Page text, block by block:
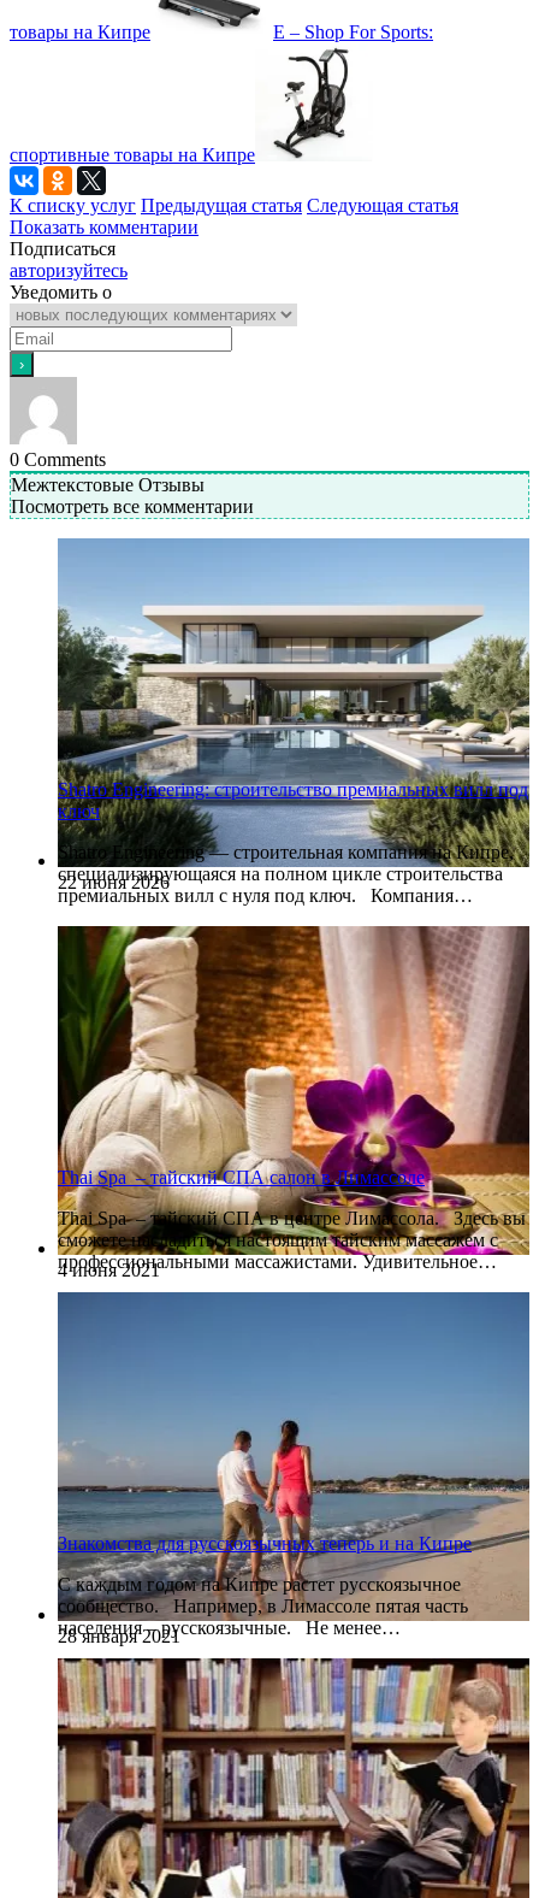
товары на Кипре E – Shop For Sports:
спортивные товары на Кипре
К списку услуг Предыдущая статья Следующая статья
Показать комментарии
Подписаться
авторизуйтесь
Уведомить о
0 Comments
Межтекстовые Отзывы
Посмотреть все комментарии
22 июня 2026
Shatro Engineering: строительство премиальных вилл под
ключ
Shatro Engineering — строительная компания на Кипре,
специализирующаяся на полном цикле строительства
премиальных вилл с нуля под ключ. Компания…
4 июня 2021
Thai Spa – тайский СПА салон в Лимассоле
Thai Spa – тайский СПА в центре Лимассола. Здесь вы
сможете насладиться настоящим тайским массажем с
профессиональными массажистами. Удивительное…
28 января 2021
Знакомства для русскоязычных теперь и на Кипре
С каждым годом на Кипре растет русскоязычное
сообщество. Например, в Лимассоле пятая часть
населения – русскоязычные. Не менее…